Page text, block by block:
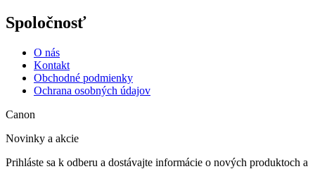
Spoločnosť
O nás
Kontakt
Obchodné podmienky
Ochrana osobných údajov
Canon
Novinky a akcie
Prihláste sa k odberu a dostávajte informácie o nových produktoch a